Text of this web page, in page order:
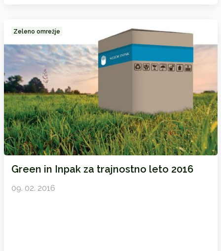
Zeleno omrežje
Green in Inpak za trajnostno leto 2016
09. 02. 2016